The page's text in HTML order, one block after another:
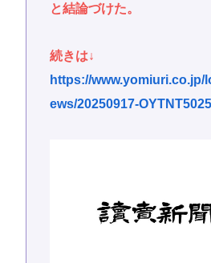
と結論づけた。
続きは↓
https://www.yomiuri.co.jp/
ews/20250917-